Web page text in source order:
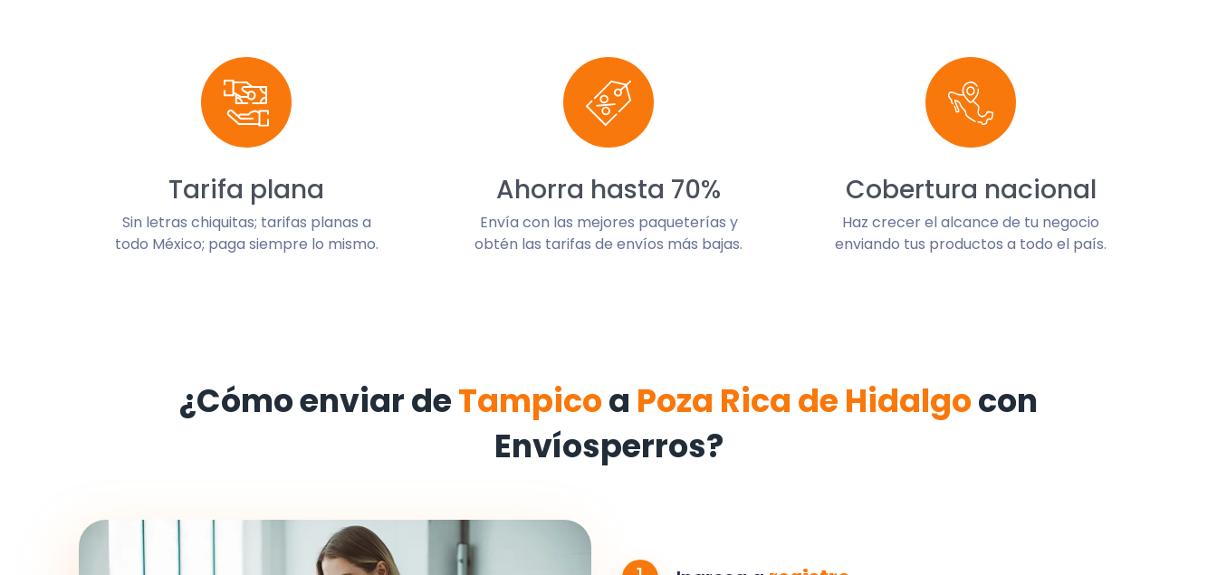
Tarifa plana
Sin letras chiquitas; tarifas planas a
todo México; paga siempre lo mismo.
Ahorra hasta 70%
Envía con las mejores paqueterías y
obtén las tarifas de envíos más bajas.
Cobertura nacional
Haz crecer el alcance de tu negocio
enviando tus productos a todo el país.
¿Cómo enviar deTampicoa Poza Rica de Hidalgocon
Envíosperros?